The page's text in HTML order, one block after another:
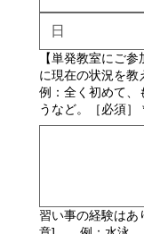
【単発教室にご
に現在の状況を
例：全く初めて、
うなど。［必須］
習い事の経験はあ